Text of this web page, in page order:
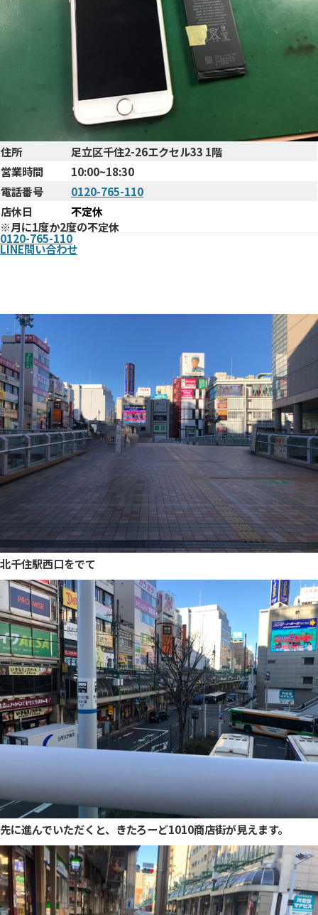
住所
足立区千住2-26エクセル33 1階
営業時間
10:00~18:30
電話番号
0120-765-110
店休日
不定休
※月に1度か2度の不定休
0120-765-110
LINE問い合わせ
北千住駅西口をでて
先に進んでいただくと、きたろーど1010商店街が見えます。